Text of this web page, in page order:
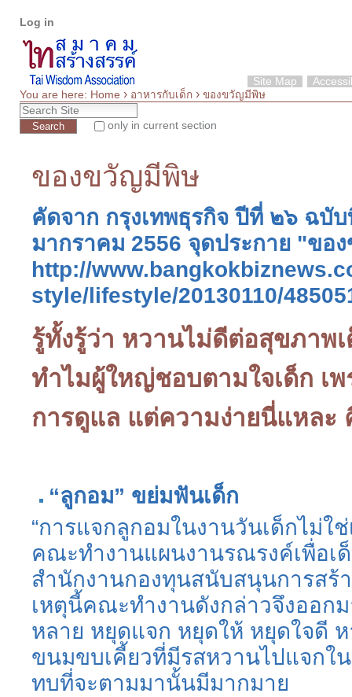
content.
Skip
to
navigation
Site Map
tools
Log in
You are here: Home › อาหารกับเด็ก › ของขวัญมีพิษ
Search Site
only in current section
ของขวัญมีพิษ
คัดจาก กรุงเทพธุรกิจ ปีที่ ๒๖ ฉบั
มากราคม 2556 จุดประกาย "ข
http://
style/lifestyle/20130110/
รู้ทั้งรู้ว่า หวานไม่ดีต่อสุขภาพ
ทำไมผู้ใหญ่ชอบตามใจเด็ก เพ
การดูแล แต่ความง่ายนี่แหละ
“ลูกอม” ขย่มฟันเด็ก
“การแจกลูกอมในงานวันเด็กไม่ใ
คณะทำงานแผนงานรณรงค์เพื่อเ
สำนักงานกองทุนสนับสนุนการสร้
เหตุนี้คณะทำงานดังกล่าวจึงออก
หลาย หยุดแจก หยุดให้ หยุดใจดี
ขนมขบเคี้ยวที่มีรสหวานไปแจกใน
ทบที่จะตามมานั้นมีมากมาย